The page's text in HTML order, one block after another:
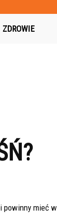
ZDROWIE
powinny mieć